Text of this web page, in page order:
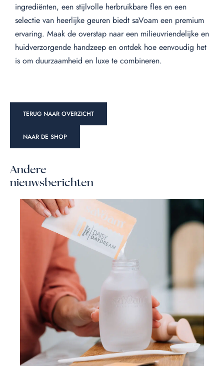
ingrediënten, een stijlvolle herbruikbare fles en een
selectie van heerlijke geuren biedt saVoam een premium
ervaring. Maak de overstap naar een milieuvriendelijke en
huidverzorgende handzeep en ontdek hoe eenvoudig het
is om duurzaamheid en luxe te combineren.
TERUG NAAR OVERZICHT
NAAR DE SHOP
Andere
nieuwsberichten